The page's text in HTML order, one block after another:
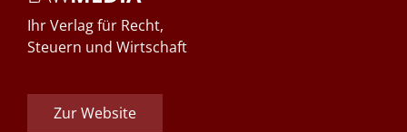
Ihr Verlag für Recht,
Steuern und Wirtschaft
Zur Website